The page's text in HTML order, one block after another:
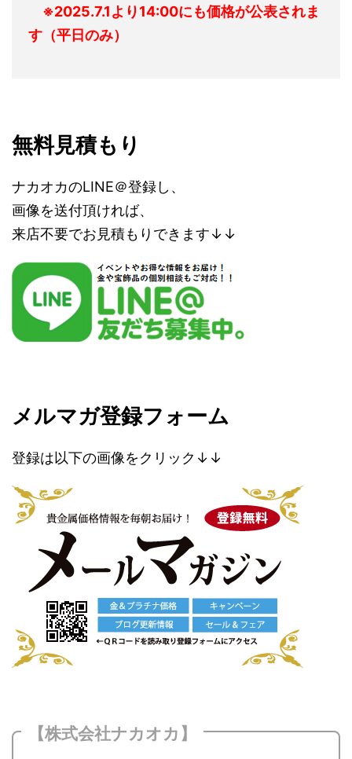
※2025.7.1より14:00にも価格が公表されま
す（平日のみ）
無料見積もり
ナカオカのLINE＠登録し、
画像を送付頂ければ、
来店不要でお見積もりできます↓↓
メルマガ登録フォーム
登録は以下の画像をクリック↓↓
【株式会社ナカオカ】